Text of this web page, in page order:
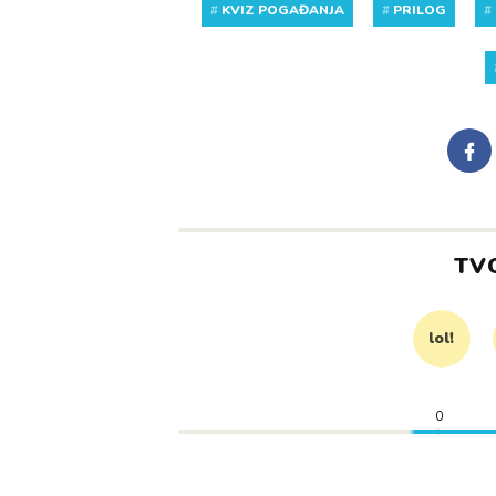
# KVIZ POGAĐANJA # PRILOG #
lol!
0